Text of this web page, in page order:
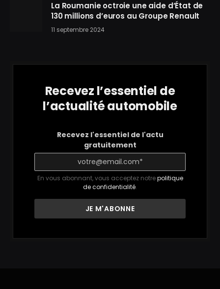
La Roumanie octroie une aide d’État de
130 millions d’euros au Groupe Renault
11 septembre 2024
Recevez l’essentiel de
l’actualité automobile
Recevez l'essentiel de l'actu
gratuitement
En vous abonnant, vous acceptez notrepolitique
de confidentialité.